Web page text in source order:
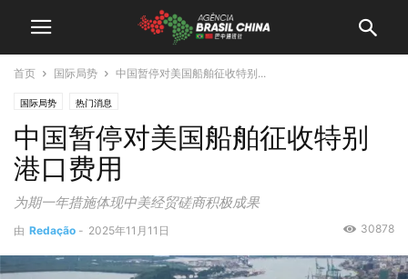
首页 国际局势 中国暂停对美国船舶征收特别...
国际局势 热门消息
中国暂停对美国船舶征收特别
港口费用
为期一年措施体现中美经贸磋商积极成果
由 Redação - 2025年11月11日 30878